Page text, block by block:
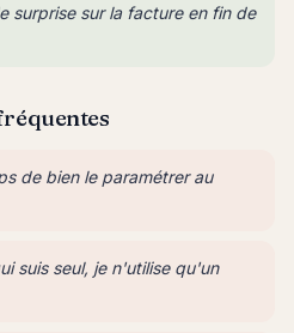
surprise sur la facture en fin de
de bien le paramétrer au
suis seul, je n'utilise qu'un